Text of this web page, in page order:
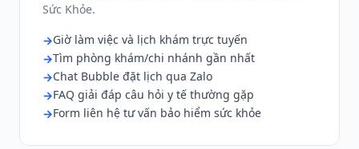
Sức Khỏe.
Giờ làm việc và lịch khám trực tuyến
Tìm phòng khám/chi nhánh gần nhất
Chat Bubble đặt lịch qua Zalo
FAQ giải đáp câu hỏi y tế thường gặp
Form liên hệ tư vấn bảo hiểm sức khỏe